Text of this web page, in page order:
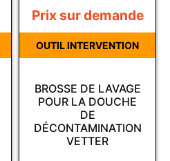
BROSSE DE LAVAGE
POUR LA DOUCHE
DE
DÉCONTAMINATION
VETTER
Prix sur demande
OUTIL INTERVENTION